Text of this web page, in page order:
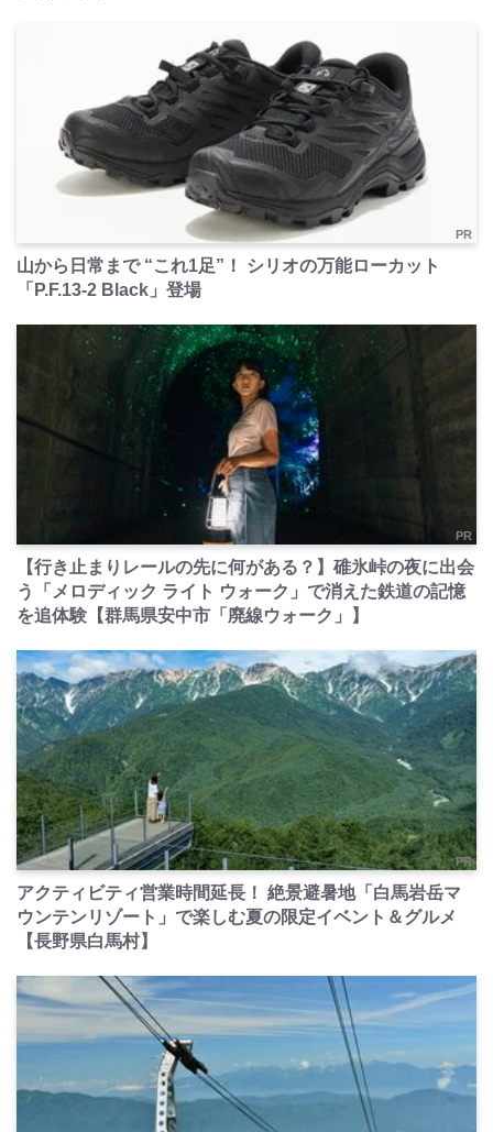
PR
山から日常まで “これ1足”！ シリオの万能ローカット
「P.F.13-2 Black」登場
PR
【行き止まりレールの先に何がある？】碓氷峠の夜に出会
う「メロディック ライト ウォーク」で消えた鉄道の記憶
を追体験【群馬県安中市「廃線ウォーク」】
PR
アクティビティ営業時間延長！ 絶景避暑地「白馬岩岳マ
ウンテンリゾート」で楽しむ夏の限定イベント＆グルメ
【長野県白馬村】